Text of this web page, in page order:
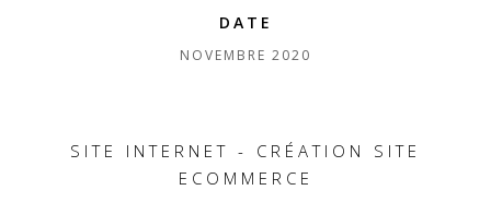
DATE
NOVEMBRE 2020
SITE INTERNET - CRÉATION SITE
ECOMMERCE